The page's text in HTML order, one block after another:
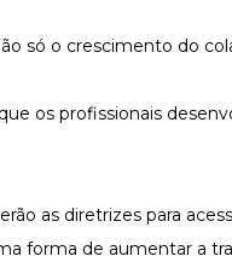
só o crescimento do
os profissionais
as diretrizes para
forma de aumentar a